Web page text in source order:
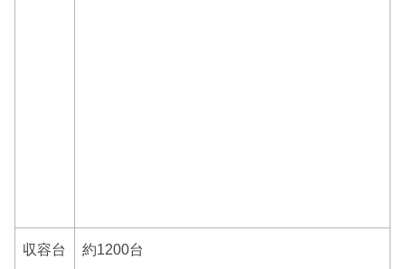
収容台
約1200台